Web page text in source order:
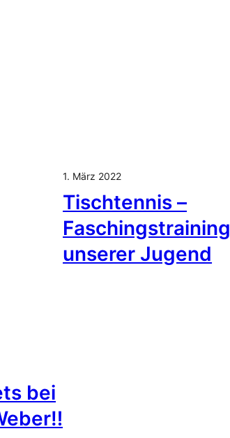
bei
1. März 2022
Tischtennis –
Faschingstraining
unserer Jugend